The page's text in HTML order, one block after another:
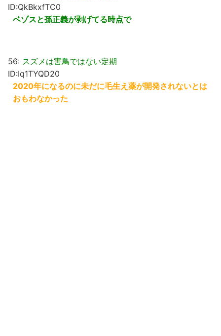
ID:QkBkxfTC0
ベゾスと孫正義が剥げてる時点で
56: スズメは害鳥ではない定期
ID:Iq1TYQD20
2020年になるのに未だに毛生え薬が開発されないとは
おもわなかった